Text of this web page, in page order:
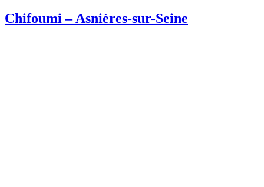
Chifoumi – Asnières-sur-Seine